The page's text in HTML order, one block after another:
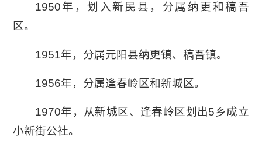
1950年，划入新民县，分属纳更和稿吾
区。
1951年，分属元阳县纳更镇、稿吾镇。
1956年，分属逢春岭区和新城区。
1970年，从新城区、逢春岭区划出5乡成立
小新街公社。